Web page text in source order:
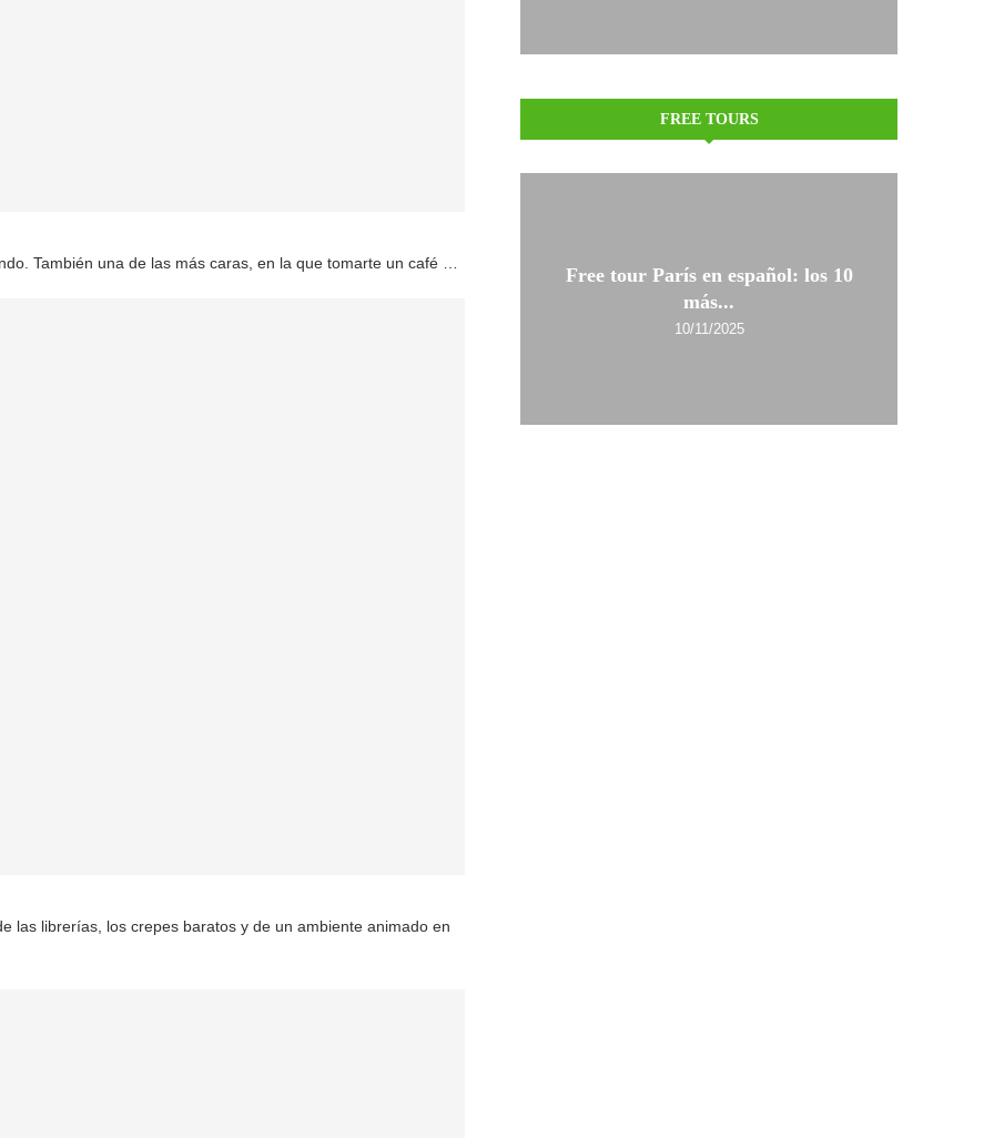
También una de las más caras, en la que tomarte un café …
las librerías, los crepes baratos y de un ambiente animado en
FREE TOURS
Free tour París en español: los 10
más...
10/11/2025